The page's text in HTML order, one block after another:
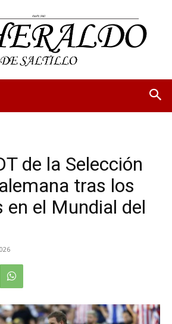
de la Selección
tras los
en el Mundial del